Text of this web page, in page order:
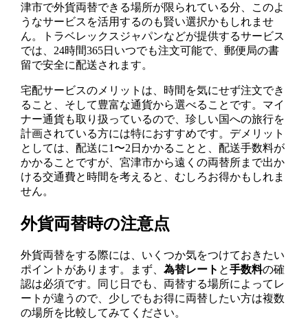
津市で外貨両替できる場所が限られている分、このよ
うなサービスを活用するのも賢い選択かもしれませ
ん。トラベレックスジャパンなどが提供するサービス
では、24時間365日いつでも注文可能で、郵便局の書
留で安全に配送されます。
宅配サービスのメリットは、時間を気にせず注文でき
ること、そして豊富な通貨から選べることです。マイ
ナー通貨も取り扱っているので、珍しい国への旅行を
計画されている方には特におすすめです。デメリット
としては、配送に1〜2日かかることと、配送手数料が
かかることですが、宮津市から遠くの両替所まで出か
ける交通費と時間を考えると、むしろお得かもしれま
せん。
外貨両替時の注意点
外貨両替をする際には、いくつか気をつけておきたい
ポイントがあります。まず、為替レート と手数料の確
認は必須です。同じ日でも、両替する場所によってレ
ートが違うので、少しでもお得に両替したい方は複数
の場所を比較してみてください。